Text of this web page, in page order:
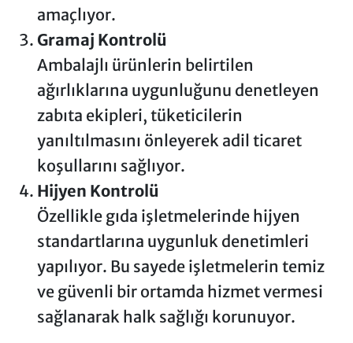
amaçlıyor.
Gramaj Kontrolü
Ambalajlı ürünlerin belirtilen
ağırlıklarına uygunluğunu denetleyen
zabıta ekipleri, tüketicilerin
yanıltılmasını önleyerek adil ticaret
koşullarını sağlıyor.
Hijyen Kontrolü
Özellikle gıda işletmelerinde hijyen
standartlarına uygunluk denetimleri
yapılıyor. Bu sayede işletmelerin temiz
ve güvenli bir ortamda hizmet vermesi
sağlanarak halk sağlığı korunuyor.